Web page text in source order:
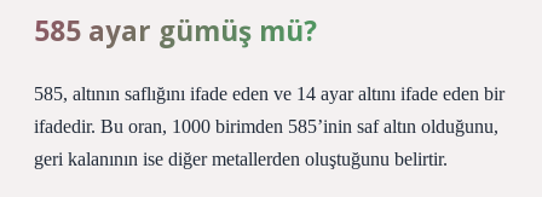
585 ayar gümüş mü?
585, altının saflığını ifade eden ve 14 ayar altını ifade eden bir
ifadedir. Bu oran, 1000 birimden 585’inin saf altın olduğunu,
geri kalanının ise diğer metallerden oluştuğunu belirtir.